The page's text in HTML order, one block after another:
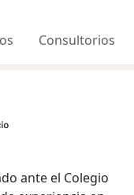
Consultorios
ante el Colegio